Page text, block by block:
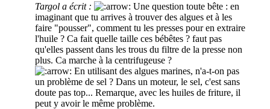
Targol a écrit :
Une question toute bête : en
imaginant que tu arrives à trouver des algues et à les
faire "pousser", comment tu les presses pour en extraire
l'huile ? Ca fait quelle taille ces bébêtes ? faut pas
qu'elles passent dans les trous du filtre de la presse non
plus. Ca marche à la centrifugeuse ?
En utilisant des algues marines, n'a-t-on pas
un problème de sel ? Dans un moteur, le sel, c'est sans
doute pas top... Remarque, avec les huiles de friture, il
peut y avoir le même problème.